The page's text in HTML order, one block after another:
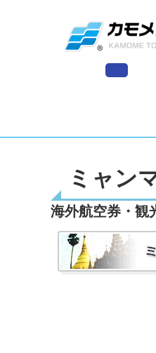
ミャン
海外航空券・観